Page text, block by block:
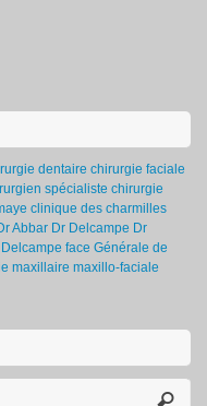
dentaire chirurgie faciale
spécialiste chirurgie
clinique des charmilles
Abbar Dr Delcampe Dr
face Générale de
maxillaire maxillo-faciale